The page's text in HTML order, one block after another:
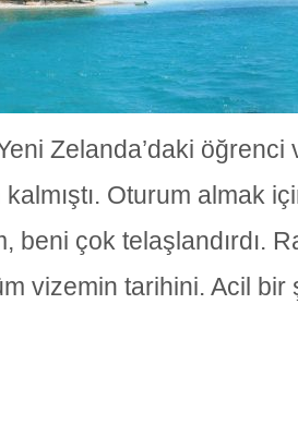
Zelanda’daki öğrenci
Oturum almak
beni çok telaşlandırdı.
vizemin tarihini. Acil bir